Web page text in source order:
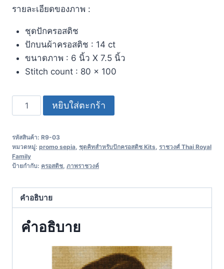
รายละเอียดของภาพ :
ชุดปักครอสติช
ปักบนผ้าครอสติช : 14 ct
ขนาดภาพ : 6 นิ้ว X 7.5 นิ้ว
Stitch count : 80 x 100
หยิบใส่ตะกร้า
รหัสสินค้า: R9-03
หมวดหมู่: promo sepia ชุดคิทสำหรับปักครอสติช Kits ราชวงศ์ Thai Royal
Family
ป้ายกำกับ: ครอสติช ภาพราชวงค์
คำอธิบาย
คำอธิบาย